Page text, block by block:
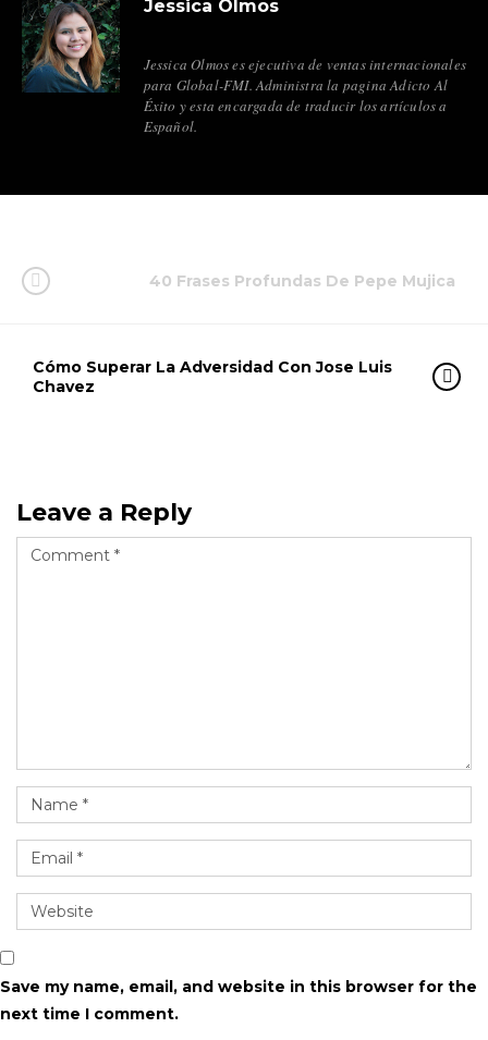
Jessica Olmos
Jessica Olmos es ejecutiva de ventas internacionales
para Global-FMI. Administra la pagina Adicto Al
Éxito y esta encargada de traducir los artículos a
Español.
40 Frases Profundas De Pepe Mujica
Cómo Superar La Adversidad Con Jose Luis
Chavez
Leave a Reply
Save my name, email, and website in this browser for the
next time I comment.